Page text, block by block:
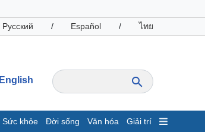
Русский / Español / ไทย
English
Sức khỏe Đời sống Văn hóa Giải trí